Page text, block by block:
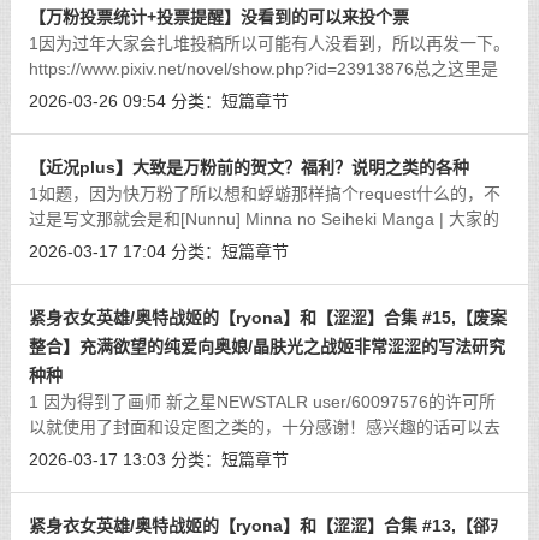
【万粉投票统计+投票提醒】没看到的可以来投个票
1因为过年大家会扎堆投稿所以可能有人没看到，所以再发一下。
https://www.pixiv.net/novel/show.php?id=23913876总之这里是
关于万粉投票的不过由于我是匆忙之中整完了这个投票流程，导
2026-03-26 09:54 分类： 短篇章节
【近况plus】大致是万粉前的贺文？福利？说明之类的各种
1如题，因为快万粉了所以想和蜉蝣那样搞个request什么的，不
过是写文那就会是和[Nunnu] Minna no Seiheki Manga | 大家的
性癖漫画【这篇很推荐去看看】这篇一样是用超级多的小短篇结
2026-03-17 17:04 分类： 短篇章节
紧身衣女英雄/奥特战姬的【ryona】和【涩涩】合集 #15,【废案
整合】充满欲望的纯爱向奥娘/晶肤光之战姬非常涩涩的写法研究
种种
1 因为得到了画师 新之星NEWSTALR user/60097576的许可所
以就使用了封面和设定图之类的，十分感谢！感兴趣的话可以去
他主页/b站看看！illust/115074827后续使用的插图因为得到了许
2026-03-17 13:03 分类： 短篇章节
紧身衣女英雄/奥特战姬的【ryona】和【涩涩】合集 #13,【郤ｦ